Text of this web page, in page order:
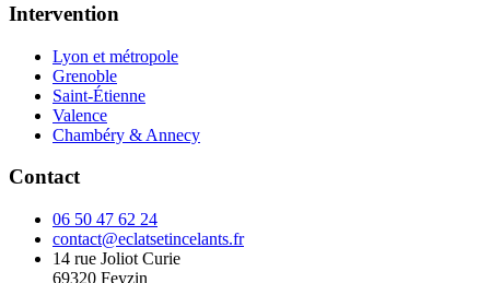
Intervention
Lyon et métropole
Grenoble
Saint-Étienne
Valence
Chambéry & Annecy
Contact
06 50 47 62 24
contact@eclatsetincelants.fr
14 rue Joliot Curie
69320 Feyzin